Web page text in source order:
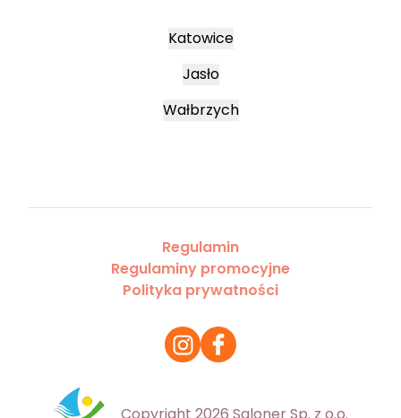
Katowice
Jasło
Wałbrzych
Regulamin
Regulaminy promocyjne
Polityka prywatności